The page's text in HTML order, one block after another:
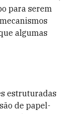
para serem
algumas
estruturadas
de papel-